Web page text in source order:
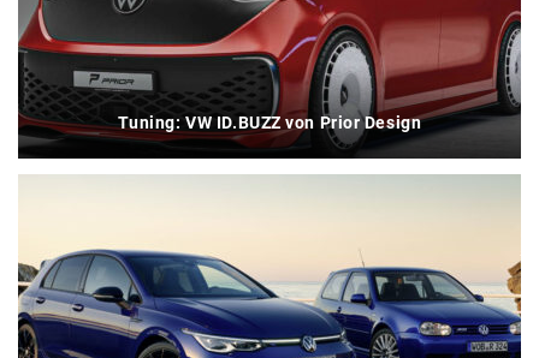
Tuning: VW ID.BUZZ von Prior Design